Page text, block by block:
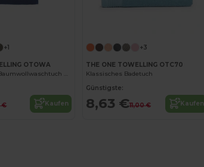
+1
OTOWA
Luxuriöses Bio-Baumwollwaschtuch mit hoher Saugfähigkeit
€ Kaufen
+3
THE ONE TOWELLING OTC70
Klassisches Badetuch
Günstigste:
8,63 €11,00 € Kaufen